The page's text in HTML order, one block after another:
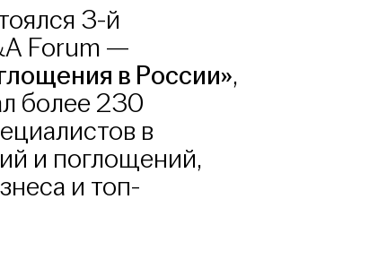
3-й
Forum —
в России»,
более 230
в
и поглощений,
и топ-